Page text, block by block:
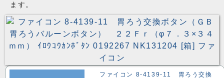
ます。
ファイコン 8-4139-11 胃ろう交換